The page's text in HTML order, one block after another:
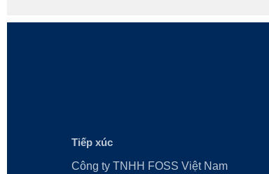
Tiếp xúc
Công ty TNHH FOSS Việt Nam